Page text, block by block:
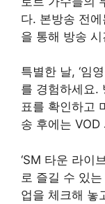
다. 본방송 전
을 통해 방송
특별한 날, ‘임
를 경험하세요.
표를 확인하고
송 후에는 VOD
‘SM 타운 라이
로 즐길 수 있
업을 체크해 놓